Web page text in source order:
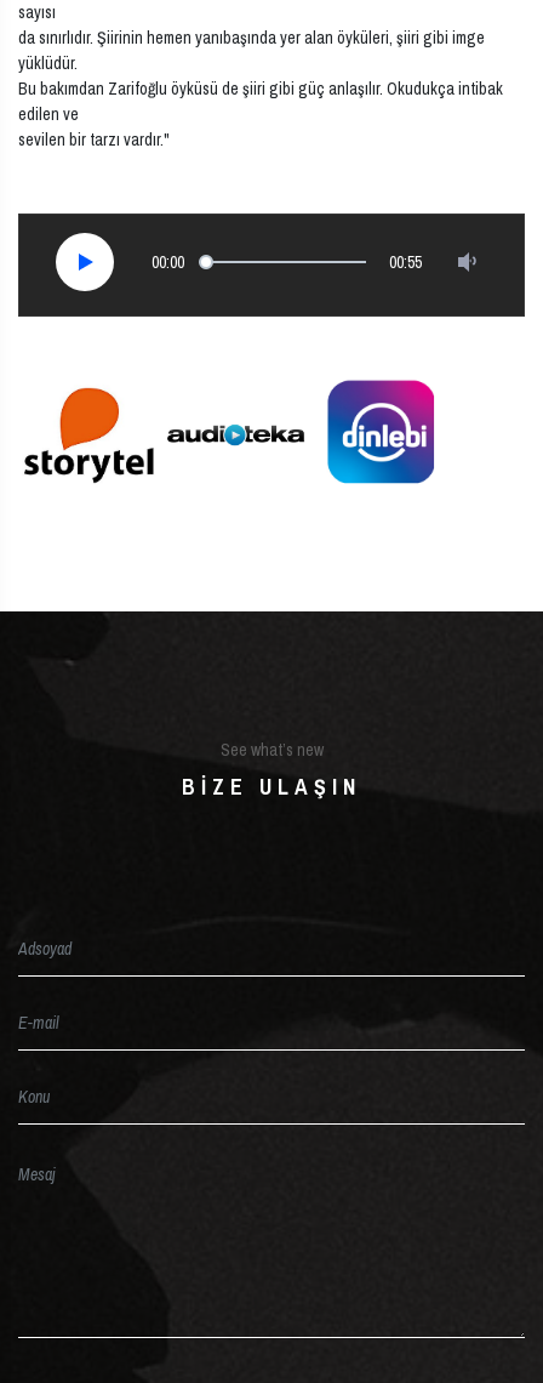
sayısı
da sınırlıdır. Şiirinin hemen yanıbaşında yer alan öyküleri, şiiri gibi imge
yüklüdür.
Bu bakımdan Zarifoğlu öyküsü de şiiri gibi güç anlaşılır. Okudukça intibak
edilen ve
sevilen bir tarzı vardır."
00:00 00:55
See what’s new
BIZE ULAŞIN